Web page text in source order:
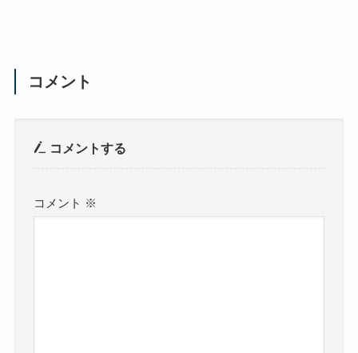
コメント
コメントする
コメント ※